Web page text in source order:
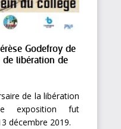
Godefroy de
de libération de
de la libération
exposition fut
décembre 2019.